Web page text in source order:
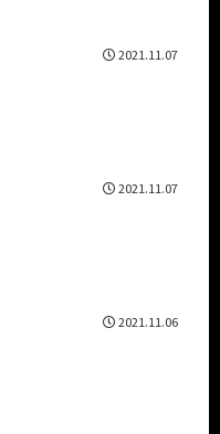
2021.11.07
2021.11.07
2021.11.06